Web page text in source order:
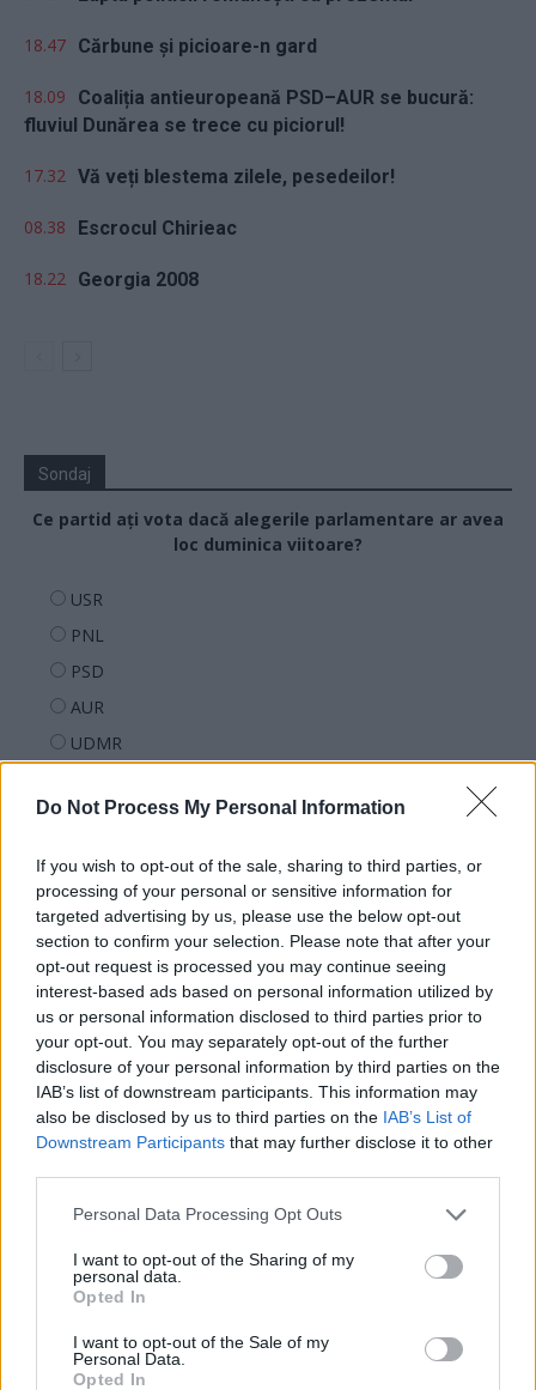
Do Not Process My Personal Information
If you wish to opt-out of the sale, sharing to third parties, or
processing of your personal or sensitive information for
targeted advertising by us, please use the below opt-out
section to confirm your selection. Please note that after your
opt-out request is processed you may continue seeing
interest-based ads based on personal information utilized by
us or personal information disclosed to third parties prior to
your opt-out. You may separately opt-out of the further
disclosure of your personal information by third parties on the
IAB’s list of downstream participants. This information may
also be disclosed by us to third parties on the IAB’s List of
Downstream Participants that may further disclose it to other
Personal Data Processing Opt Outs
I want to opt-out of the Sharing of my
personal data.
Opted In
I want to opt-out of the Sale of my
Personal Data.
Opted In
18.47 Cărbune și picioare-n gard
18.09
Coaliția antieuropeană PSD–AUR se bucură:
fluviul Dunărea se trece cu piciorul!
17.32 Vă veți blestema zilele, pesedeilor!
08.38 Escrocul Chirieac
18.22 Georgia 2008
Sondaj
Ce partid ați vota dacă alegerile parlamentare ar avea
loc duminica viitoare?
USR
PNL
PSD
AUR
UDMR
Forța Dreptei (L. Orban)
REPER
SENS
SOS (Șoșoacă)
POT (Gavrilă)
PACE (Peia)
Acțiunea Conservatoare (Târziu)
PDF (Lazarus)
PUSL (D. Voiculescu)
PNȚCD (Pavelescu)
PNCR (Terheș)
FAR (Coarnă)
Altul